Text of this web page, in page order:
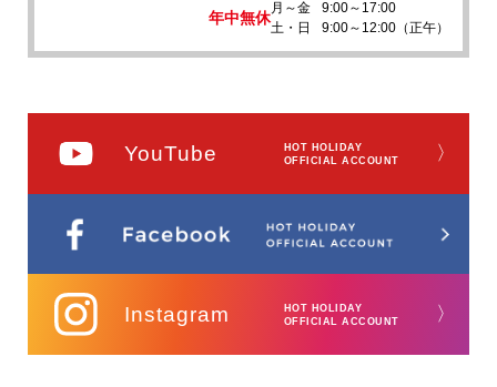
年中無休
月～金
9:00～17:00
土・日
9:00～12:00（正午）
YouTube
HOT HOLIDAY
OFFICIAL ACCOUNT
〉
Instagram
HOT HOLIDAY
OFFICIAL ACCOUNT
〉